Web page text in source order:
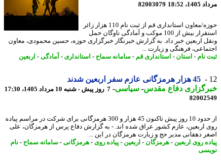
18:52
82003079
حوزه/معاون استانداری قم از ثبت نام 110 هزار زائر
استقرار بیش از 100 موکب و آمادگی ناوگان حمل
اربعین خبر داد. به گزارش خبرنگار خبرگزاری حوزه، حسین محمودی، معاون
فرهنگی و زیارت ...
نام-استان-استانداری قم-سامانه سماح-استانداری- آمادگی-اربعین
45 هزار هرمزگانی عازم سفر اربعین شدند
دفاع مقدس-سیاسی-7 روز پیش - شنبه 10 مرداد 1405، 17:30
از حدود 10 روز پیش تاکنون 45 هزار و 300 هرمزگانی برای شرکت در مراسم پیاده
اربعین، عازم کشور عراق شده اند. - به گزارش دفاع پرس از هرمزگان، علی
دهقانی مدیر حج و زیارت هرمزگان در این ...
روی اربعین -هرمزگان -اربعین -پیاده روی -هرمزگانی-سامانه سماح-نام